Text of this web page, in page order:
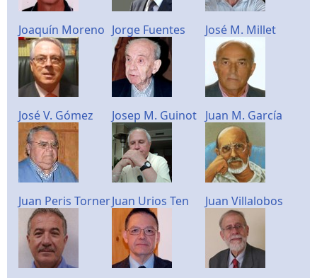
Joaquín Moreno Jorge Fuentes José M. Millet
José V. Gómez Josep M. Guinot Juan M. García
Juan Peris TornerJuan Urios Ten Juan Villalobos